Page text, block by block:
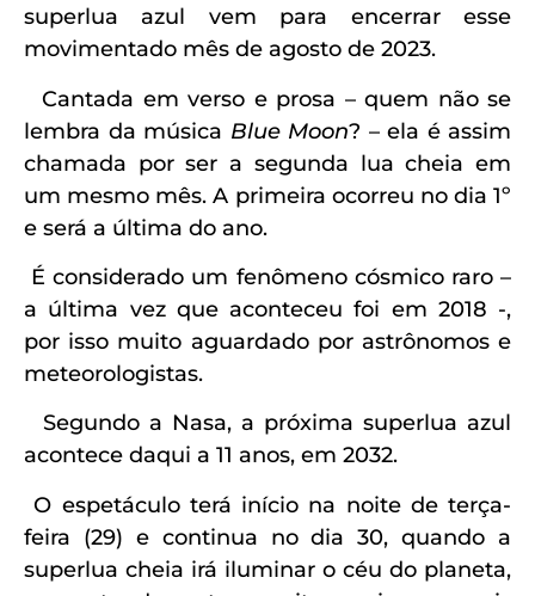
superlua azul vem para encerrar esse
movimentado mês de agosto de 2023.
Cantada em verso e prosa – quem não se
lembra da música Blue Moon? – ela é assim
chamada por ser a segunda lua cheia em
um mesmo mês. A primeira ocorreu no dia 1º
e será a última do ano.
É considerado um fenômeno cósmico raro –
a última vez que aconteceu foi em 2018 -,
por isso muito aguardado por astrônomos e
meteorologistas.
Segundo a Nasa, a próxima superlua azul
acontece daqui a 11 anos, em 2032.
O espetáculo terá início na noite de terça-
feira (29) e continua no dia 30, quando a
superlua cheia irá iluminar o céu do planeta,